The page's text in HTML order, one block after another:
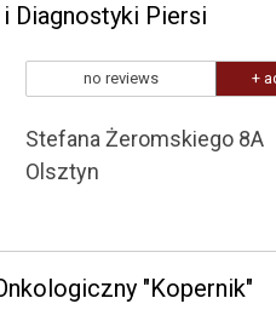
Diagnostyki Piersi
no reviews +
Stefana Żeromskiego 8A
Olsztyn
"Kopernik"